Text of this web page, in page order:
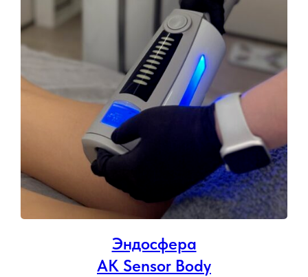
Эндосфера
AK Sensor Body